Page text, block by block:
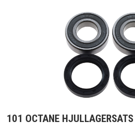
VÄLJ MOPEDFÖR
När du valt kommer butiken visa
101 OCTANE